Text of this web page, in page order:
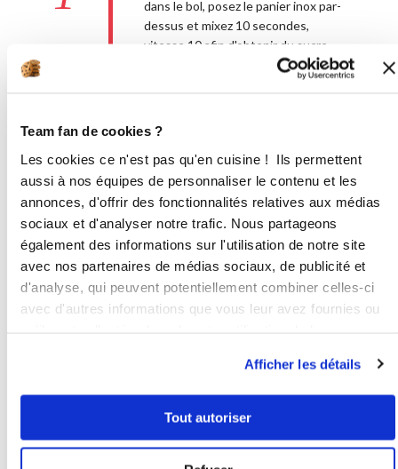
Team fan de cookies ?
Les cookies ce n'est pas qu'en cuisine ! Ils permettent
aussi à nos équipes de personnaliser le contenu et les
annonces, d'offrir des fonctionnalités relatives aux médias
sociaux et d'analyser notre trafic. Nous partageons
également des informations sur l'utilisation de notre site
avec nos partenaires de médias sociaux, de publicité et
d'analyse, qui peuvent potentiellement combiner celles-ci
avec d'autres informations que vous leur avez fournies ou
Afficher les détails
Tout autoriser
dans le bol, posez le panier inox par-
dessus et mixez 10 secondes,
vitesse 10 afin d'obtenir du sucre
2
Retirez le panier inox. Ajoutez les
cerises surgelées, l'arôme amande
amère et mixez 1 mn, vitesse
progressive 5 à 10 en vous aidant de
la spatule pour un sorbet homogène.
Accessoire(s) :
10
Pour un sorbet plus onctueux,
et réglez 20 secondes, vitesse 5. Ce